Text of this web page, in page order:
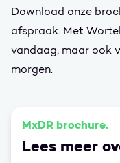
Download onze
afspraak. Met
vandaag, maar ook
morgen.
MxDR brochure.
Lees meer